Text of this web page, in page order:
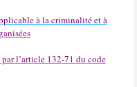
à la criminalité et à
l’article 132-71 du code